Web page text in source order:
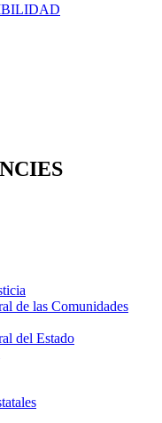
de las Comunidades
del Estado